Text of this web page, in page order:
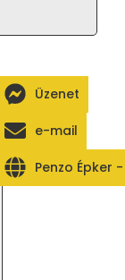
Üzenet
e-mail
Penzo Épker